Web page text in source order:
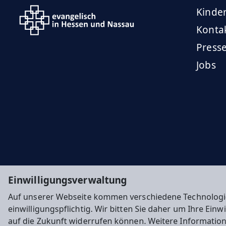
Einwilligungsverwaltung
Auf unserer Webseite kommen verschiedene
einwilligungspflichtig. Wir bitten Sie daher um Ihre
auf die Zukunft widerrufen können. Weitere
Presse
Jobs